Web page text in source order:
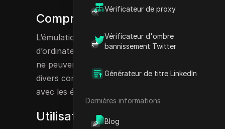
Vérificateur de proxy
Vérificateur d'ombre
bannissement Twitter
Générateur de titre LinkedIn
Dernières informations
Blog
Comprendre les techniques
L’émulation du mouvement de la souris imite
d’ordinateur. L’objectif est de reproduire un
ne peuvent pas être distinguées des entrées
divers contextes, du contrôle de la souris pour
avec les éléments Web, tout en privilégiant la
Utilisations innovantes de